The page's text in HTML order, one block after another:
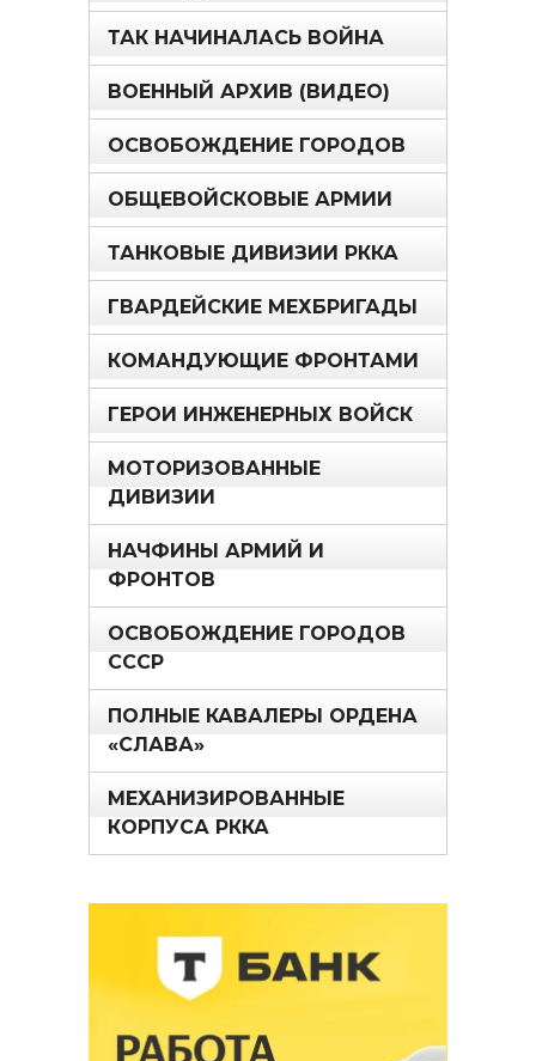
ТАК НАЧИНАЛАСЬ ВОЙНА
ВОЕННЫЙ АРХИВ (ВИДЕО)
ОСВОБОЖДЕНИЕ ГОРОДОВ
ОБЩЕВОЙСКОВЫЕ АРМИИ
ТАНКОВЫЕ ДИВИЗИИ РККА
ГВАРДЕЙСКИЕ МЕХБРИГАДЫ
КОМАНДУЮЩИЕ ФРОНТАМИ
ГЕРОИ ИНЖЕНЕРНЫХ ВОЙСК
МОТОРИЗОВАННЫЕ
ДИВИЗИИ
НАЧФИНЫ АРМИЙ И
ФРОНТОВ
ОСВОБОЖДЕНИЕ ГОРОДОВ
СССР
ПОЛНЫЕ КАВАЛЕРЫ ОРДЕНА
«СЛАВА»
МЕХАНИЗИРОВАННЫЕ
КОРПУСА РККА